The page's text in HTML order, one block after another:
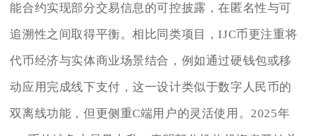
能合约实现部分交易信息的可控披露，在匿名性与可
追溯性之间取得平衡。相比同类项目，IJC币更注重将
代币经济与实体商业场景结合，例如通过硬钱包或移
动应用完成线下支付，这一设计类似于数字人民币的
双离线功能，但更侧重C端用户的灵活使用。2025年